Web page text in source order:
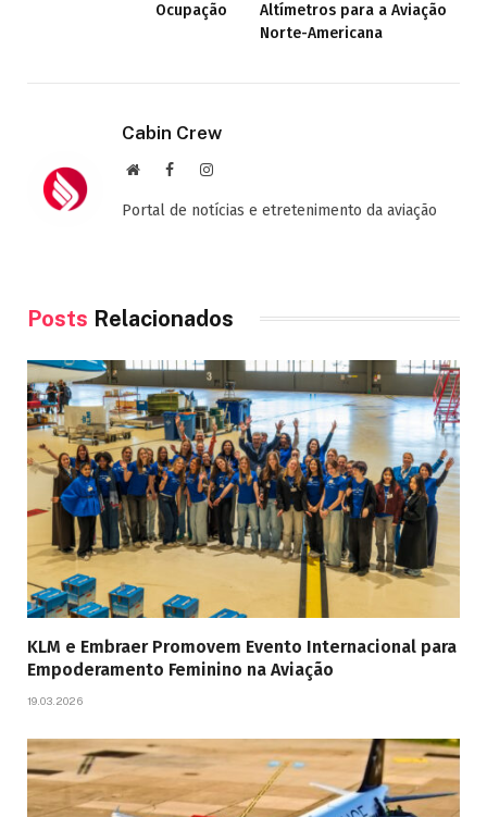
Ocupação
Altímetros para a Aviação
Norte-Americana
Cabin Crew
Site FacebookInstagram
Portal de notícias e etretenimento da aviação
Posts Relacionados
KLM e Embraer Promovem Evento Internacional para
Empoderamento Feminino na Aviação
19.03.2026